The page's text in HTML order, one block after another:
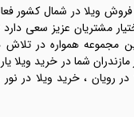
ویلا در شمال کشور
مشتریان عزیز سعی
مجموعه همواره در
کنند. املاک موسوی با 18 شعبه فعال در مازندران شما
رویان ، خرید ویلا در نور